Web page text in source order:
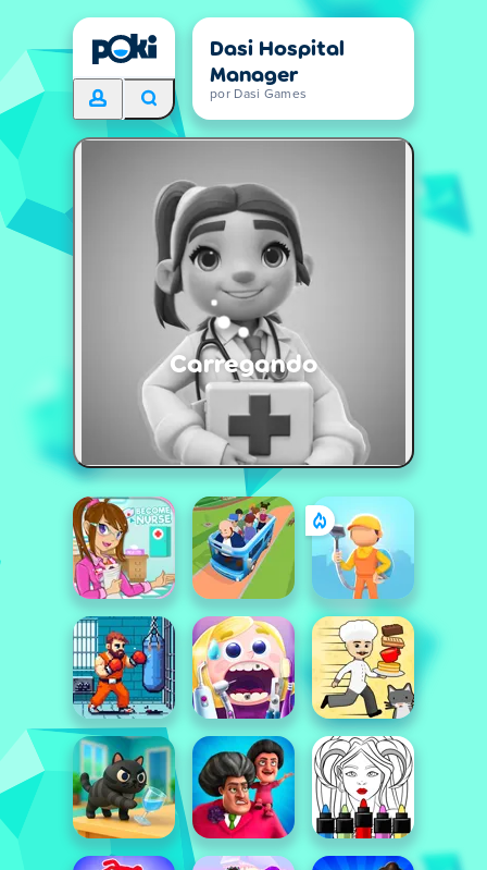
Dasi Hospital
Manager
por Dasi Games
Carregando